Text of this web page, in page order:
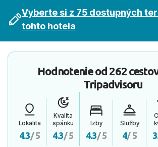
Vyberte si z 75 dostupných
tohto hotela
Hodnotenie od262
Tripadvisoru
Lokalita
4.3/ 5
Kvalita
spánku
4.3/ 5
Izby
4.3/ 5
Služby
4/ 5